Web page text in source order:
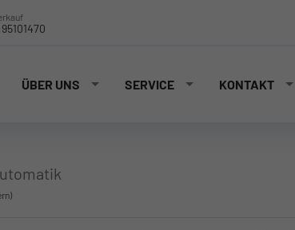
ÜBER UNS SERVICE KONTAKT